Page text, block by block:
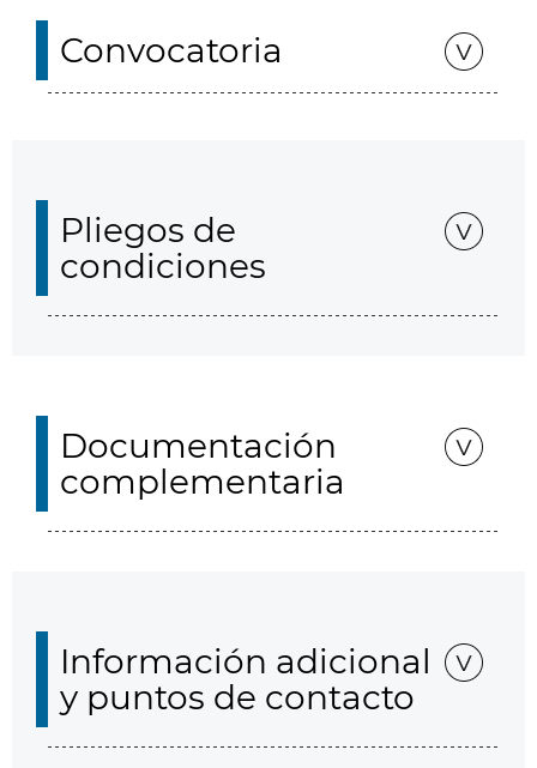
Convocatoria
Pliegos de
condiciones
Documentación
complementaria
Información adicional
y puntos de contacto